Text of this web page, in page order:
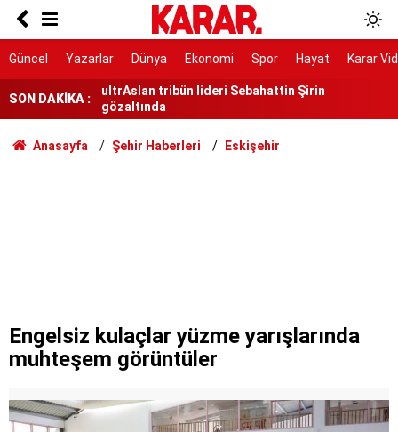
Güncel Yazarlar Dünya Ekonomi Spor Hayat Karar
SON DAKİKA :
Ablasını kurtarmak için denize girdi, hayatını
gözaltında
İşgallerin önüne geçilecek
Murat Ülker’den Hindistan izlenimleri
vergisinde yüzde 50 zam kapıda
Anasayfa Şehir Haberleri Eskişehir
Engelsiz kulaçlar yüzme yarışlarında
muhteşem görüntüler